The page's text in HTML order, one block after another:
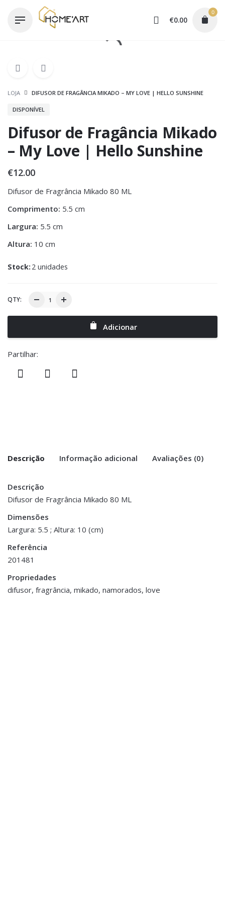
€0.00
0
LOJA DIFUSOR DE FRAGÂNCIA MIKADO – MY LOVE | HELLO SUNSHINE
DISPONÍVEL
Difusor de Fragância Mikado
– My Love | Hello Sunshine
€12.00
Difusor de Fragrância Mikado 80 ML
Comprimento: 5.5 cm
Largura: 5.5 cm
Altura: 10 cm
Stock: 2 unidades
QTY:
Adicionar
Partilhar:
Descrição Informação adicional Avaliações (0)
Descrição
Difusor de Fragrância Mikado 80 ML
Dimensões
Largura: 5.5 ; Altura: 10 (cm)
Referência
201481
Propriedades
difusor, fragrância, mikado, namorados, love
Peso 0.080 kg
Dimensões
There are no reviews yet.
Be the first to review “Difusor de
Fragância Mikado – My Love | Hello
Sunshine”
You must be <a href="https://www.homeart.pt/minha-
conta/">logged in</a> to post a review.